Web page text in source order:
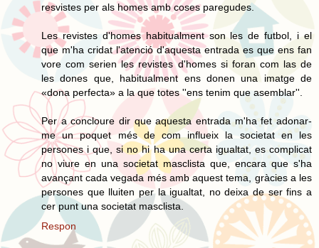
resvistes per als homes amb coses paregudes.
Les revistes d'homes habitualment son les de futbol, i el
que m'ha cridat l'atenció d'aquesta entrada es que ens fan
vore com serien les revistes d'homes si foran com las de
les dones que, habitualment ens donen una imatge de
«dona perfecta» a la que totes ''ens tenim que asemblar''.
Per a concloure dir que aquesta entrada m'ha fet adonar-
me un poquet més de com influeix la societat en les
persones i que, si no hi ha una certa igualtat, es complicat
no viure en una societat masclista que, encara que s'ha
avançant cada vegada més amb aquest tema, gràcies a les
persones que lluiten per la igualtat, no deixa de ser fins a
cer punt una societat masclista.
Respon